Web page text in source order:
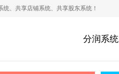
、共享店铺系统、共享股东系统！
分润系统